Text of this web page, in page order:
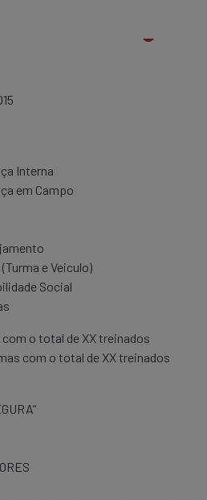
Interna
em Campo
e Veiculo)
Social
o total de XX treinados
com o total de XX treinados